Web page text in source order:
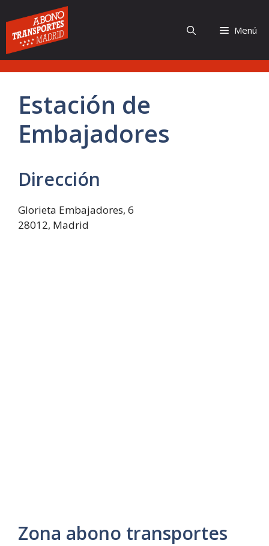
al
contenido
Menú
Estación de
Embajadores
Dirección
Glorieta Embajadores, 6
28012, Madrid
Zona abono transportes